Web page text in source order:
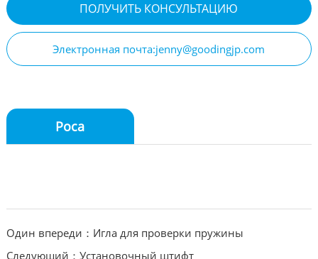
ПОЛУЧИТЬ КОНСУЛЬТАЦИЮ
Электронная почта:jenny@goodingjp.com
Роса
Один впереди：Игла для проверки пружины
Следующий：Установочный штифт